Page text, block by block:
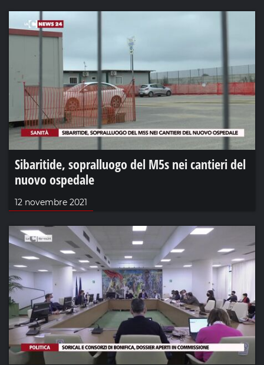
Sibaritide, sopralluogo del M5s nei cantieri del
nuovo ospedale
12 novembre 2021